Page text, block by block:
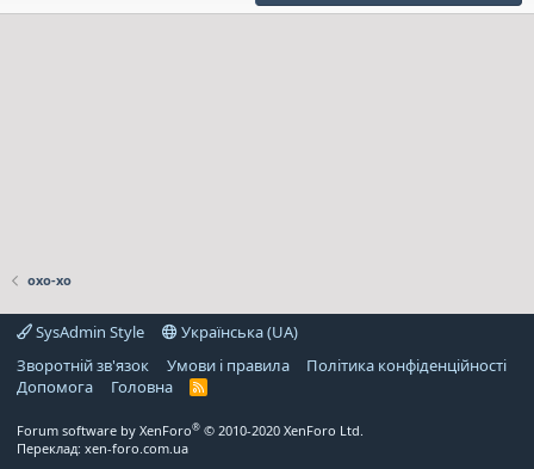
oxo-xo
SysAdmin Style
Українська (UA)
Зворотній зв'язок
Умови і правила
Політика конфіденційності
Дoпoмoга
Головна
R
Forum software by XenForo® © 2010-2020 XenForo Ltd.
Переклад: xen-foro.com.ua